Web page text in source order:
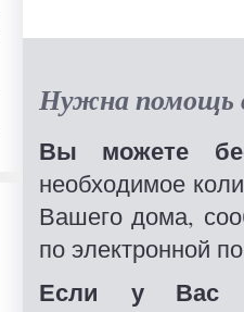
Нужна помощь
Вы можете
необходимое
Вашего дома,
по электронной
Если у Вас